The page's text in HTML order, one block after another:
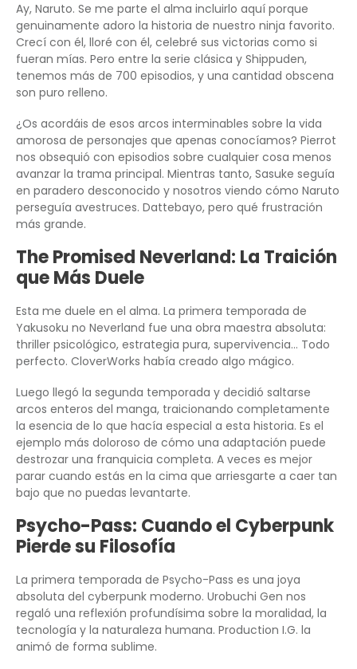
Ay, Naruto. Se me parte el alma incluirlo aquí porque
genuinamente adoro la historia de nuestro ninja favorito.
Crecí con él, lloré con él, celebré sus victorias como si
fueran mías. Pero entre la serie clásica y Shippuden,
tenemos más de 700 episodios, y una cantidad obscena
son puro relleno.
¿Os acordáis de esos arcos interminables sobre la vida
amorosa de personajes que apenas conocíamos? Pierrot
nos obsequió con episodios sobre cualquier cosa menos
avanzar la trama principal. Mientras tanto, Sasuke seguía
en paradero desconocido y nosotros viendo cómo Naruto
perseguía avestruces. Dattebayo, pero qué frustración
más grande.
The Promised Neverland: La Traición
que Más Duele
Esta me duele en el alma. La primera temporada de
Yakusoku no Neverland fue una obra maestra absoluta:
thriller psicológico, estrategia pura, supervivencia… Todo
perfecto. CloverWorks había creado algo mágico.
Luego llegó la segunda temporada y decidió saltarse
arcos enteros del manga, traicionando completamente
la esencia de lo que hacía especial a esta historia. Es el
ejemplo más doloroso de cómo una adaptación puede
destrozar una franquicia completa. A veces es mejor
parar cuando estás en la cima que arriesgarte a caer tan
bajo que no puedas levantarte.
Psycho-Pass: Cuando el Cyberpunk
Pierde su Filosofía
La primera temporada de Psycho-Pass es una joya
absoluta del cyberpunk moderno. Urobuchi Gen nos
regaló una reflexión profundísima sobre la moralidad, la
tecnología y la naturaleza humana. Production I.G. la
animó de forma sublime.